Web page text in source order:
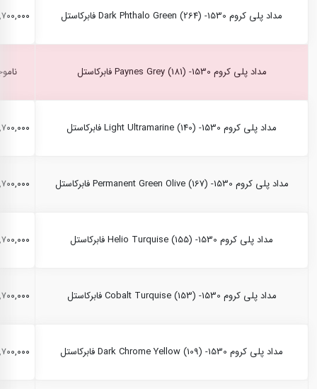
مداد پلی کروم Dark Phthalo Green (264) -1530 فابرکاستل ۲,۷۰۰,۰۰۰
مداد پلی کروم Paynes Grey (181) -1530 فابرکاستل
مداد پلی کروم Light Ultramarine (140) -1530 فابرکاستل ۲,۷۰۰,۰۰۰
مداد پلی کروم Permanent Green Olive (167) -1530 فابرکاستل ۲,۷۰۰,۰۰۰
مداد پلی کروم Helio Turquise (155) -1530 فابرکاستل ۲,۷۰۰,۰۰۰
مداد پلی کروم Cobalt Turquise (153) -1530 فابرکاستل ۲,۷۰۰,۰۰۰
مداد پلی کروم Dark Chrome Yellow (109) -1530 فابرکاستل ۲,۷۰۰,۰۰۰